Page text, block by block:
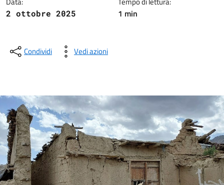
2 ottobre 2025 1 min
Condividi Vedi azioni